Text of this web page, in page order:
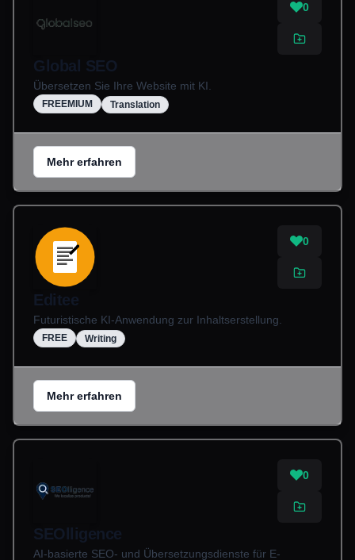
0
Global SEO
Übersetzen Sie Ihre Website mit KI.
FREEMIUM Translation
Mehr erfahren
0
Editee
Futuristische KI-Anwendung zur Inhaltserstellung.
FREE Writing
Mehr erfahren
0
SEOlligence
AI-basierte SEO- und Übersetzungsdienste für E-